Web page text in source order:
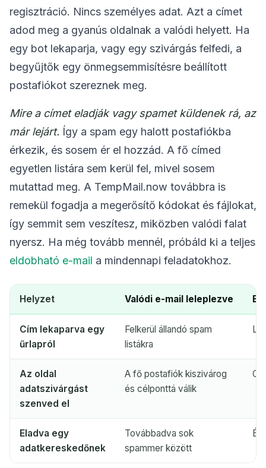
regisztráció. Nincs személyes adat. Azt a címet
adod meg a gyanús oldalnak a valódi helyett. Ha
egy bot lekaparja, vagy egy szivárgás felfedi, a
begyűjtők egy önmegsemmisítésre beállított
postafiókot szereznek meg.
Mire a címet eladják vagy spamet küldenek rá, az
már lejárt. Így a spam egy halott postafiókba
érkezik, és sosem ér el hozzád. A fő címed
egyetlen listára sem kerül fel, mivel sosem
mutattad meg. A TempMail.now továbbra is
remekül fogadja a megerősítő kódokat és fájlokat,
így semmit sem veszítesz, miközben valódi falat
nyersz. Ha még tovább mennél, próbáld ki a teljes
eldobható e-mail a mindennapi feladatokhoz.
Helyzet Valódi e-mail leleplezve
Cím lekaparva egy
űrlapról
Felkerül állandó spam
listákra
Az oldal
adatszivárgást
szenved el
A fő postafiók kiszivárog
és célponttá válik
Eladva egy
adatkereskedőnek
Továbbadva sok
spammer között